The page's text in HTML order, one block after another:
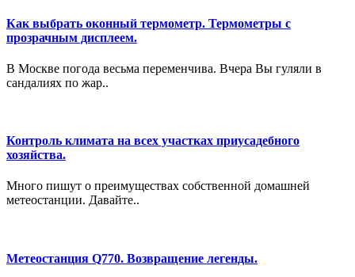
Как выбрать оконный термометр. Термометры с
прозрачным дисплеем.
В Москве погода весьма переменчива. Вчера Вы гуляли в
сандалиях по жар..
Контроль климата на всех участках приусадебного
хозяйства.
Много пишут о преимуществах собственной домашней
метеостанции. Давайте..
Метеостанция Q770. Возвращение легенды.